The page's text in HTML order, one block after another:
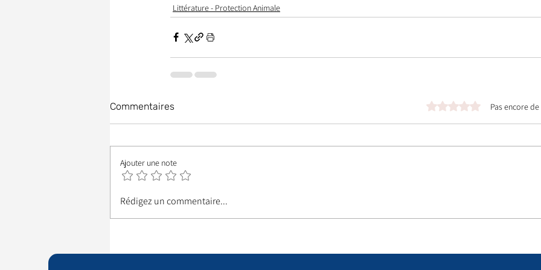
Littérature - Protection Animale
Commentaires Noté 0 étoile sur 5.Pas encore
Ajouter une note
Rédigez un commentaire...